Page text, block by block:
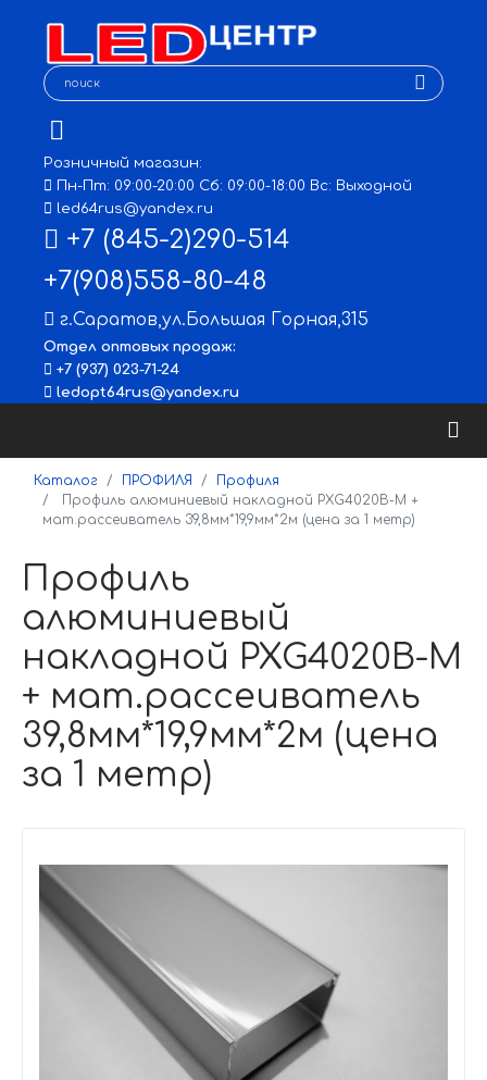
Розничный магазин:
Пн-Пт: 09:00-20:00 Сб: 09:00-18:00 Вс: Выходной
led64rus@yandex.ru
+7 (845-2)290-514
+7(908)558-80-48
г.Саратов,ул.Большая Горная,315
Отдел оптовых продаж:
+7 (937) 023-71-24
ledopt64rus@yandex.ru
Каталог ПРОФИЛЯ
Профиля
Профиль алюминиевый накладной PXG4020B-M +
мат.рассеиватель 39,8мм*19,9мм*2м (цена за 1 метр)
Профиль
алюминиевый
накладной PXG4020B-M
+ мат.рассеиватель
39,8мм*19,9мм*2м (цена
за 1 метр)